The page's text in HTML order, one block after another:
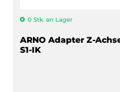
0 Stk. an Lager
ARNO Adapter Z-
S1-IK